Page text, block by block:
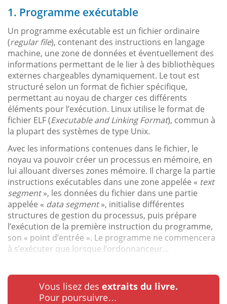
1. Programme exécutable
Un programme exécutable est un fichier ordinaire
(regular file), contenant des instructions en langage
machine, une zone de données et éventuellement des
informations permettant de le lier à des bibliothèques
externes chargeables dynamiquement. Le tout est
structuré selon un format de fichier spécifique,
permettant au noyau de charger ces différents
éléments pour l’exécution. Linux utilise le format de
fichier ELF (Executable and Linking Format), commun à
la plupart des systèmes de type Unix.
Avec les informations contenues dans le fichier, le
noyau va pouvoir créer un processus en mémoire, en
lui allouant diverses zones mémoire. Il charge la partie
instructions exécutables dans une zone appelée « text
segment», les données du fichier dans une partie
appelée « data segment», initialise différentes
structures de gestion du processus, puis prépare
l’exécution de la première instruction du programme,
son « point d’entrée ». Le programme ne commencera
à s’exécuter que lorsque l’ordonnanceur...
Vous lisez des extraits du livre.
Pour poursuivre…